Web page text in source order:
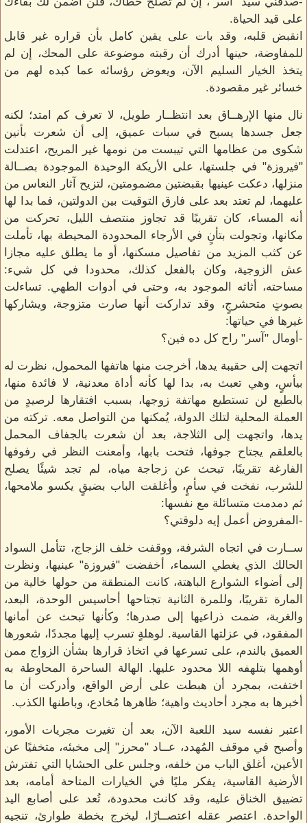
على قيد الحياة.
انقبض قلبه، وقد بات على يقين كامل بأن قراره غير قابل
للمفاوضة، حينها أدرك أن رقبته موضوعة على المحك، إن لم
يتخذ الخيار السليم الآن، ويعوض رؤسائه عما كبده لهم من
خسائر غير مقصودة.
نال منها الإرهــاق بعد انتظــار طويل، لا تعرف كم امتد؛ لكنه
جعل جسدها يسبح في سبات عميق، إلى أن شعرت بأنين
شكوى من عظامها التي تيبست من نومها غير المريح، اعتدلت
"فيروزة" في جلستها، على الأريكة الوحيدة الموجودة بصــالة
منزلها، دعكت عينيها بقبضتين مضمومتين، لتزيح آثار النعاس من
عليهما، لم تعتد بعد على فارق التوقيت بين الدولتين، فما بدا لها
أنه المساء، كان تقريبًا قد تجاوز منتصف الليل، تحركت من
مكانها، وتجولت بتأنٍ في الأرجاء المحدودة المحيطة بها، تأملت
عن كثب المزيد من تفاصيل مسكنها، أو ما يطلق عليه مجازا
عش الزوجية، وكان بالفعل كذلك، محدودا في كل شيء:
مساحته، أثاثه الموجود به، وحتى في أدوات الطهي. تساءلت
بصوتٍ متحشرجٍ، وقد تداركت أنها صارت متزوجة، ويشاركها
غيرها في حياتها:
-أومال "آسر" راح كل ده فين؟
اتجهت إلى حقيبة يدها، أخرجت منها هاتفها المحمول، نظرت له
بيأسٍ، وهي تعبث به، بدا لها كأنه أداة معدنية، لا فائدة منها،
بالطبع لن تستطيع مهاتفة زوجها، بسبب افتقارها لرصيدٍ من
العملة المحلية لتلك الدولة، يُمكنها من التواصل معه. تركته من
يدها، واتجهت إلى الثلاجة، بعد أن شعرت بالجفاف المحمل
بالعلقم يجتاح جوفها، فتحت بابها، وأمعنت النظر في رفوفها
الفارغة تقريبًا، تبحث عن زجاجة مياه، لم تجد شيئًا يصلح
للشرب، نفخت في سأمٍ، وأغلقت الباب بضيقٍ يكسو ملامحها،
ثم دمدمت متسائلة مع نفسها:
-المفروض أعمل إيه دلوقتي؟
ســارت في اتجاه الشرفة، ووقفت خلف الزجاج، تتأمل السواد
الحالك الذي يغطي السماء، أخفضت "فيروزة" عينيها، ونظرت
إلى أضواء الشوارع الباهتة، كانت المنطقة من حولها خالية من
المارة تقريبًا، وللمرة الثانية تجتاحها أحاسيس الوحدة، البعد،
والغربة، ضمت ذراعيها إلى صدرها؛ وكأنها تبحث عن أمانها
المفقود، في عزلتها القاسية. لوهلةٍ تسرب إليها مجددًا، شعورها
العميق بالندم، على تسرعها في اتخاذ قرارها بشأن الزواج ممن
أوهمها بتلهفه اللا محدود عليها. الهالة الساحرة المحاوطة به
اختفت، بمجرد أن هبطت على أرض الواقع، وأدركت أن ما
أخبرها به مجرد أحاديث واهية؛ ظاهرها مُخادع، وباطنها الكذب.
اعتبر نفسه سيد اللعبة الآن، بعد أن تغيرت مجريات الأمور،
وأصبح في موقف المُهدد، عــاد "محرز" إلى مخبئه، متخفيًا عن
الأعين، أغلق الباب من خلفه، وجلس على الحشايا التي تفترش
الأرضية القاسية، يفكر مليًا في الخيارات المتاحة أمامه، بعد
تضييق الخناق عليه، وقد كانت محدودة، تُعد على أصابع اليد
الواحدة. اعتصر عقله اعتصــارًا، ليخرج بخطة طوارئ، تنجيه